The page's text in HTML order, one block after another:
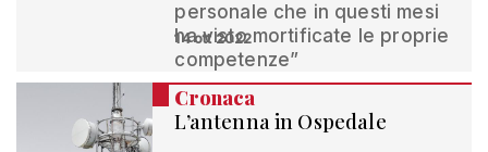
personale che in questi mesi
ha visto mortificate le proprie
competenze”
14 ott 2022
Cronaca
L’antenna in Ospedale